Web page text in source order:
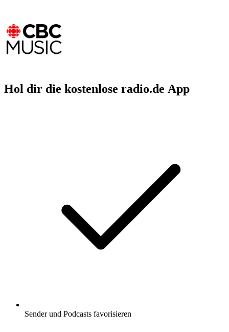
Hol dir die kostenlose radio.de App
Sender und Podcasts favorisieren